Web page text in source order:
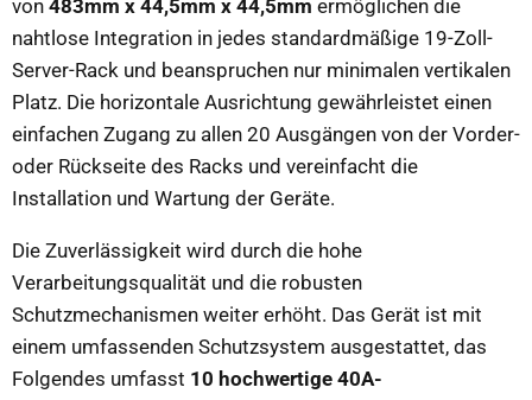
von 483mm x 44,5mm x 44,5mm ermöglichen die
nahtlose Integration in jedes standardmäßige 19-Zoll-
Server-Rack und beanspruchen nur minimalen vertikalen
Platz. Die horizontale Ausrichtung gewährleistet einen
einfachen Zugang zu allen 20 Ausgängen von der Vorder-
oder Rückseite des Racks und vereinfacht die
Installation und Wartung der Geräte.
Die Zuverlässigkeit wird durch die hohe
Verarbeitungsqualität und die robusten
Schutzmechanismen weiter erhöht. Das Gerät ist mit
einem umfassenden Schutzsystem ausgestattet, das
Folgendes umfasst 10 hochwertige 40A-